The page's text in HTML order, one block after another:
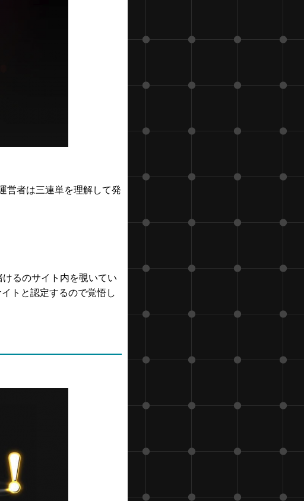
営者は三連単を理解して発
るのサイト内を覗いてい
トと認定するので覚悟し